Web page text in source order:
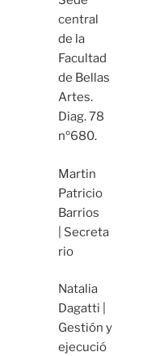
central
de la
Facultad
de Bellas
Artes.
Diag. 78
nº680.
Martin
Patricio
Barrios
| Secreta
rio
Natalia
Dagatti |
Gestión y
ejecució